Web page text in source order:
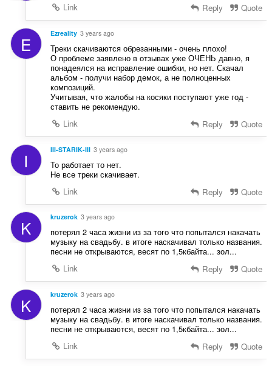
Link
Reply Quote
E Ezreality 3 years ago
Треки скачиваются обрезанными - очень плохо!
О проблеме заявлено в отзывах уже ОЧЕНЬ давно, я
понадеялся на исправление ошибки, но нет. Скачал
альбом - получи набор демок, а не полноценных
композиций.
Учитывая, что жалобы на косяки поступают уже год -
ставить не рекомендую.
Link
Reply Quote
I III-STARIK-III 3 years ago
То работает то нет.
Не все треки скачивает.
Link
Reply Quote
K kruzerok 3 years ago
потерял 2 часа жизни из за того что попытался накачать
музыку на свадьбу. в итоге наскачивал только названия.
песни не открываются, весят по 1,5кбайта... зол...
Link
Reply Quote
K kruzerok 3 years ago
потерял 2 часа жизни из за того что попытался накачать
музыку на свадьбу. в итоге наскачивал только названия.
песни не открываются, весят по 1,5кбайта... зол...
Link
Reply Quote